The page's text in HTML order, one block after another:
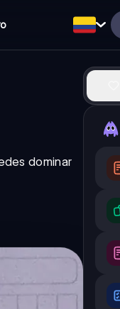
dominar